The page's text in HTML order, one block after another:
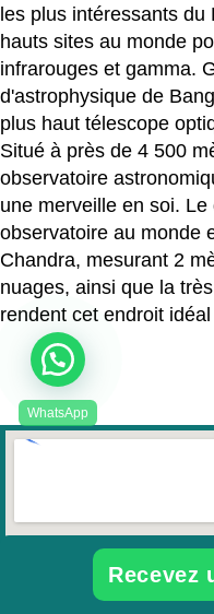
les plus intéressants
hauts sites au monde
infrarouges et gamma.
d'astrophysique de
plus haut télescope
Situé à près de 4 500
observatoire
une merveille en soi.
observatoire au monde
Chandra, mesurant 2
nuages, ainsi que la
rendent cet endroit
Recevez